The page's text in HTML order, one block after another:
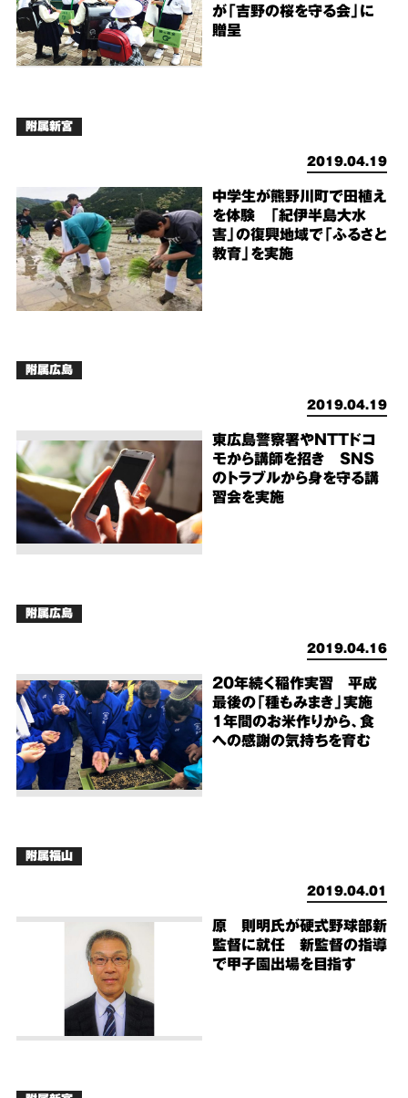
が「吉野の桜を守る会」に
贈呈
附属新宮
2019.04.19
中学生が熊野川町で田植え
を体験 「紀伊半島大水
害」の復興地域で「ふるさと
教育」を実施
附属広島
2019.04.19
東広島警察署やNTTドコ
モから講師を招き SNS
のトラブルから身を守る講
習会を実施
附属広島
2019.04.16
20年続く稲作実習 平成
最後の「種もみまき」実施
1年間のお米作りから、食
への感謝の気持ちを育む
附属福山
2019.04.01
原 則明氏が硬式野球部新
監督に就任 新監督の指導
で甲子園出場を目指す